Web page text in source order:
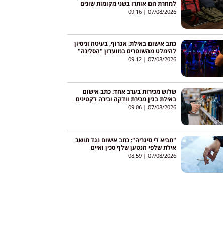
למחרת הם אותרו בשני מקומות שונים
07/08/2026
09:16
כתב אישום באילת: אגרוף, בעיטה וניסיון
להימלט מהשוטרים במועדון "הסלינה"
07/08/2026
09:12
שלוש מכירות בערב אחד: כתב אישום
באילת בגין מכירת וודקה ובירה לקטינים
07/08/2026
09:06
"תביא לי סיגריה": כתב אישום נגד תושב
אילת שלפי הנטען שלף סכין ואיים
לדקור עובר אורח
07/08/2026
08:59